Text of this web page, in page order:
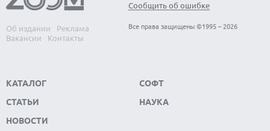
Об издании
Реклама
Вакансии
Контакты
Сообщить об ошибке
Все права защищены ©1995 – 2026
КАТАЛОГ
СТАТЬИ
НОВОСТИ
СОФТ
НАУКА